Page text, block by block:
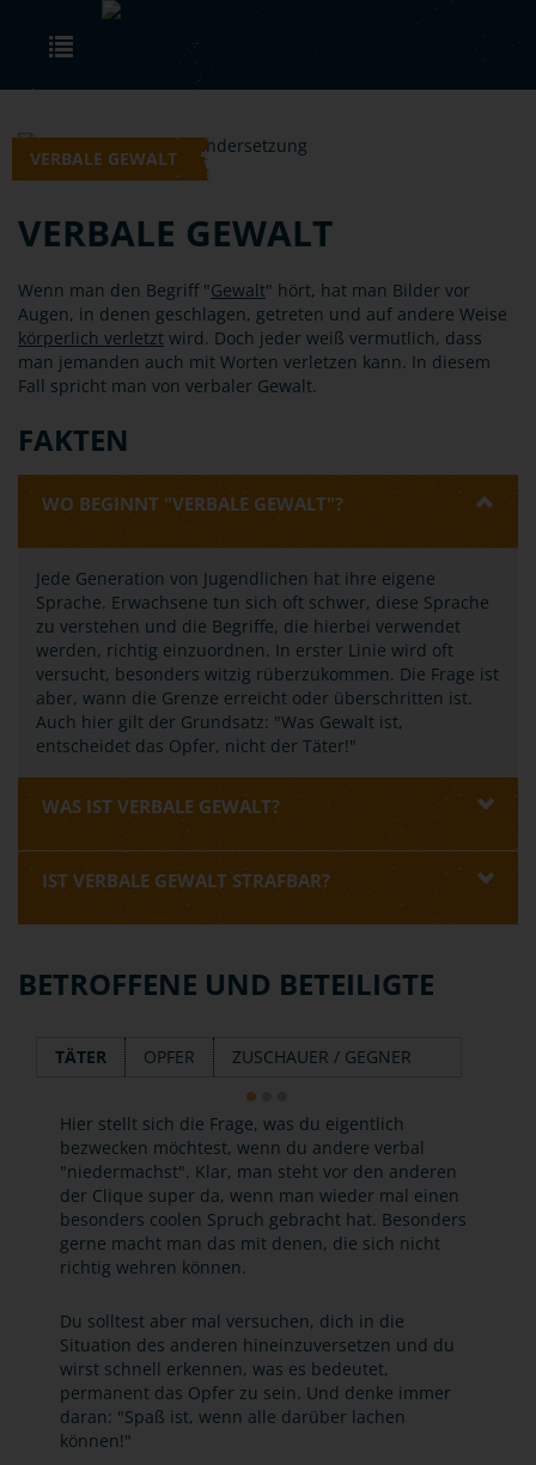
Skip to main content
VERBALE GEWALT
VERBALE GEWALT
Wenn man den Begriff "Gewalt" hört, hat man Bilder vor
Augen, in denen geschlagen, getreten und auf andere Weise
körperlich verletzt wird. Doch jeder weiß vermutlich, dass
man jemanden auch mit Worten verletzen kann. In diesem
Fall spricht man von verbaler Gewalt.
FAKTEN
WO BEGINNT "VERBALE GEWALT"?
Jede Generation von Jugendlichen hat ihre eigene
Sprache. Erwachsene tun sich oft schwer, diese Sprache
zu verstehen und die Begriffe, die hierbei verwendet
werden, richtig einzuordnen. In erster Linie wird oft
versucht, besonders witzig rüberzukommen. Die Frage ist
aber, wann die Grenze erreicht oder überschritten ist.
Auch hier gilt der Grundsatz: "Was Gewalt ist,
entscheidet das Opfer, nicht der Täter!"
WAS IST VERBALE GEWALT?
IST VERBALE GEWALT STRAFBAR?
BETROFFENE UND BETEILIGTE
TÄTER OPFER ZUSCHAUER / GEGNER
Hier stellt sich die Frage, was du eigentlich
bezwecken möchtest, wenn du andere verbal
"niedermachst". Klar, man steht vor den anderen
der Clique super da, wenn man wieder mal einen
besonders coolen Spruch gebracht hat. Besonders
gerne macht man das mit denen, die sich nicht
richtig wehren können.
Du solltest aber mal versuchen, dich in die
Situation des anderen hineinzuversetzen und du
wirst schnell erkennen, was es bedeutet,
permanent das Opfer zu sein. Und denke immer
daran: "Spaß ist, wenn alle darüber lachen
können!"